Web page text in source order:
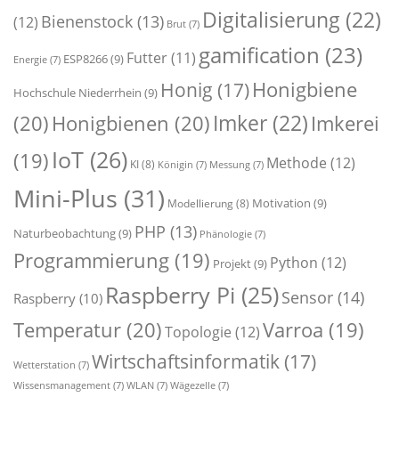
(12) Bienenstock (13) Brut (7) Digitalisierung (22)
Energie (7) ESP8266(9) Futter(11) gamification (23)
Hochschule Niederrhein (9) Honig (17)Honigbiene
(20)Honigbienen (20)Imker (22) Imkerei
(19) IoT (26) KI(8) Königin (7) Messung (7) Methode (12)
Mini-Plus (31) Modellierung(8) Motivation (9)
Naturbeobachtung(9) PHP (13) Phänologie (7)
Programmierung (19) Projekt(9) Python (12)
Raspberry (10) Raspberry Pi (25)Sensor (14)
Temperatur (20)Topologie (12)Varroa (19)
Wetterstation (7) Wirtschaftsinformatik (17)
Wissensmanagement (7) WLAN (7) Wägezelle (7)